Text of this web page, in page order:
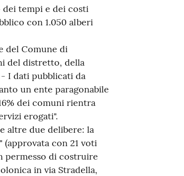
tempi e dei costi
con 1.050 alberi
del Comune di
del distretto, della
I dati pubblicati da
un ente paragonabile
dei comuni rientra
erogati".
altre due delibere: la
con 21 voti
permesso di costruire
in via Stradella,